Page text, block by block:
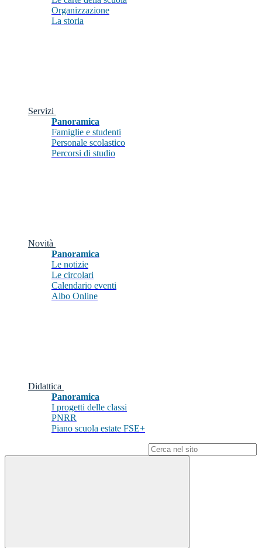
Organizzazione
La storia
Servizi
Panoramica
Famiglie e studenti
Personale scolastico
Percorsi di studio
Novità
Panoramica
Le notizie
Le circolari
Calendario eventi
Albo Online
Didattica
Panoramica
I progetti delle classi
PNRR
Piano scuola estate FSE+